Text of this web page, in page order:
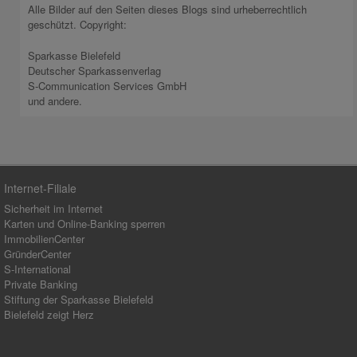
Alle Bilder auf den Seiten dieses Blogs sind urheberrechtlich
geschützt. Copyright:
Sparkasse Bielefeld
Deutscher Sparkassenverlag
S-Communication Services GmbH
und andere.
Internet-Filiale
Sicherheit im Internet
Karten und Online-Banking sperren
ImmobilienCenter
GründerCenter
S-International
Private Banking
Stiftung der Sparkasse Bielefeld
Bielefeld zeigt Herz